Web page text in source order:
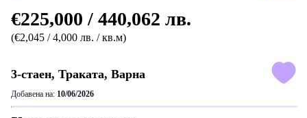
€225,000 / 440,062 лв.
(€2,045 / 4,000 лв. / кв.м)
3-стаен, Траката, Варна
Добавена на: 10/06/2026